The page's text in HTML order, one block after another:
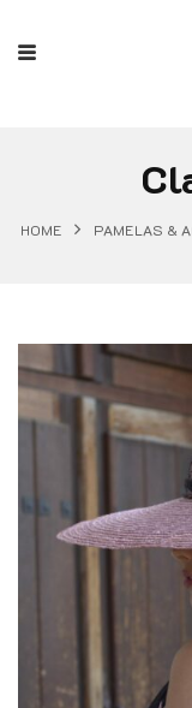
HOME PAMELAS &